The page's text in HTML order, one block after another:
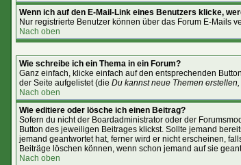
Wenn ich auf den E-Mail-Link eines Benutzers klicke,
Nur registrierte Benutzer können über das Forum E-Mails
Nach oben
Wie schreibe ich ein Thema in ein Forum?
Ganz einfach, klicke einfach auf den entsprechenden
der Seite aufgelistet (die Du kannst neue Themen
Nach oben
Wie editiere oder lösche ich einen Beitrag?
Sofern du nicht der Boardadministrator oder der
Button des jeweiligen Beitrages klickst. Sollte jemand
jemand geantwortet hat, ferner wird er nicht erscheinen,
Beiträge löschen können, wenn schon jemand auf sie
Nach oben